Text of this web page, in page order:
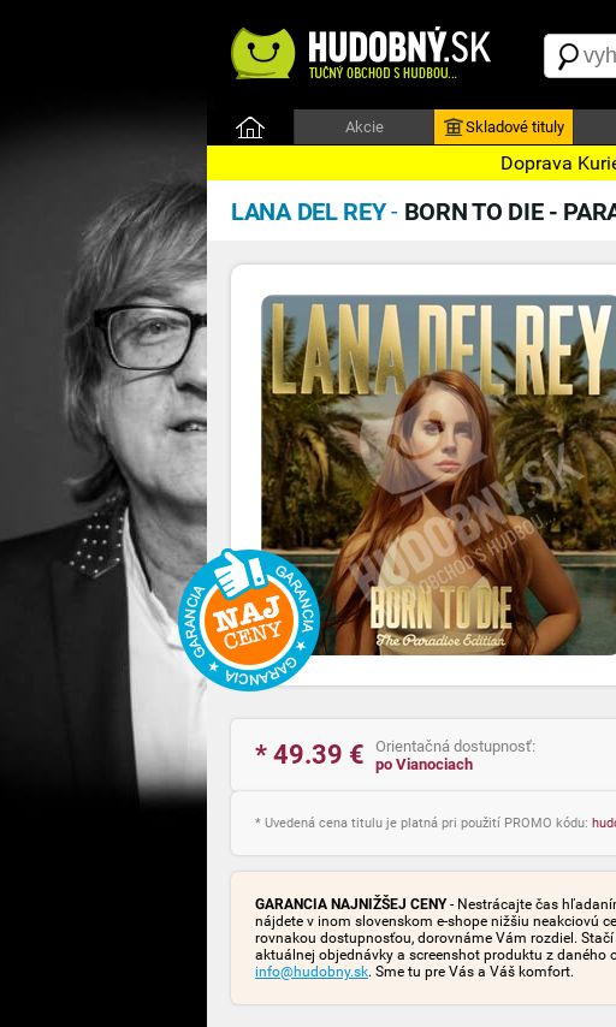
Akcie Skladové tituly
Doprava
LANA DEL REY- BORN TO DIE -
* 49.39 €
Orientačná dostupnosť:
po Vianociach
* Uvedená cena titulu je platná pri použití PROMO kódu:
GARANCIA NAJNIŽŠEJ CENY- Nestrácajte čas
nájdete v inom slovenskom e-shope nižšiu neakciovú
rovnakou dostupnosťou, dorovnáme Vám rozdiel.
aktuálnej objednávky a screenshot produktu z daného
info@hudobny.sk. Sme tu pre Vás a Váš komfort.